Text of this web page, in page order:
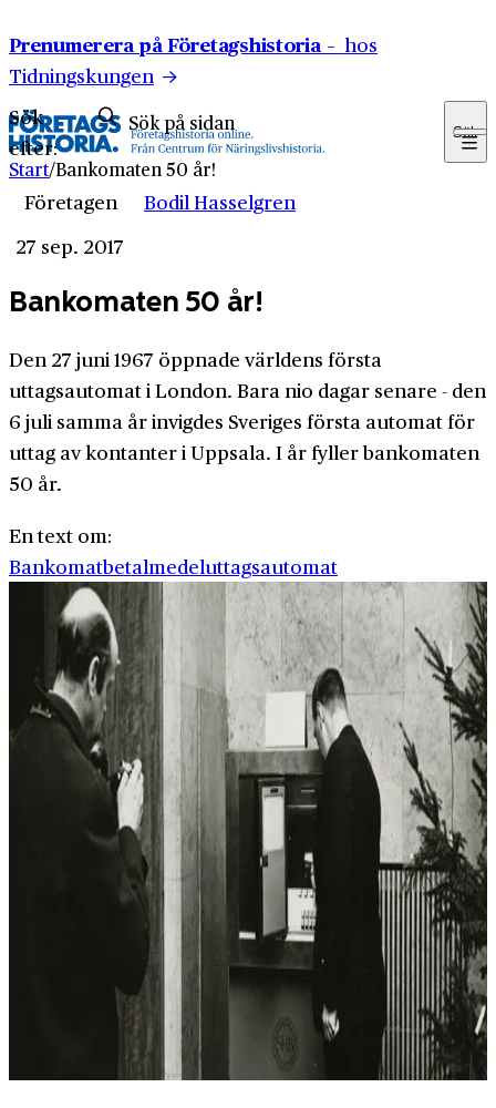
Prenumerera på Företagshistoria – hos
Tidningskungen
Sök
efter:
Sök
Start/Bankomaten 50 år!
Företagen
Bodil Hasselgren
27 sep. 2017
Bankomaten 50 år!
Den 27 juni 1967 öppnade världens första
uttagsautomat i London. Bara nio dagar senare - den
6 juli samma år invigdes Sveriges första automat för
uttag av kontanter i Uppsala. I år fyller bankomaten
50 år.
En text om:
Bankomatbetalmedeluttagsautomat